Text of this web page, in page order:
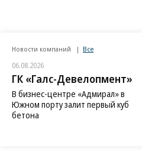
Новости компаний Все
06.08.2026
ГК «Галс-Девелопмент»
В бизнес-центре «Адмирал» в
Южном порту залит первый куб
бетона